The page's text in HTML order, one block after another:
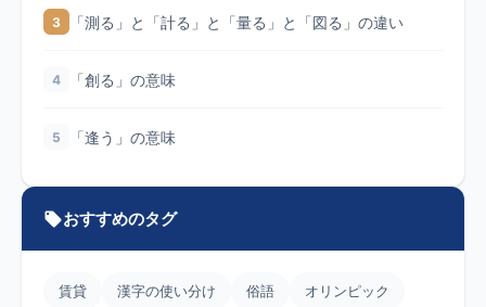
3 「測る」と「計る」と「量る」と「図る」の違い
4 「創る」の意味
5 「逢う」の意味
おすすめのタグ
賃貸 漢字の使い分け 俗語 オリンピック